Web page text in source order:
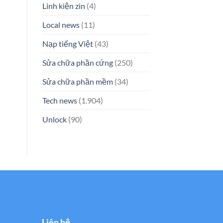
Linh kiện zin (4)
Local news(11)
Nạp tiếng Việt(43)
Sửa chữa phần cứng(250)
Sửa chữa phần mềm(34)
Tech news(1.904)
Unlock(90)